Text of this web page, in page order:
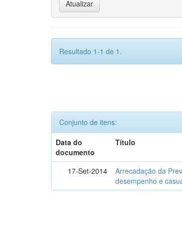
Resultado 1-1 de 1.
Conjunto de itens:
Data do
documento
Título
17-Set-2014
Arrecadação da
desempenho e